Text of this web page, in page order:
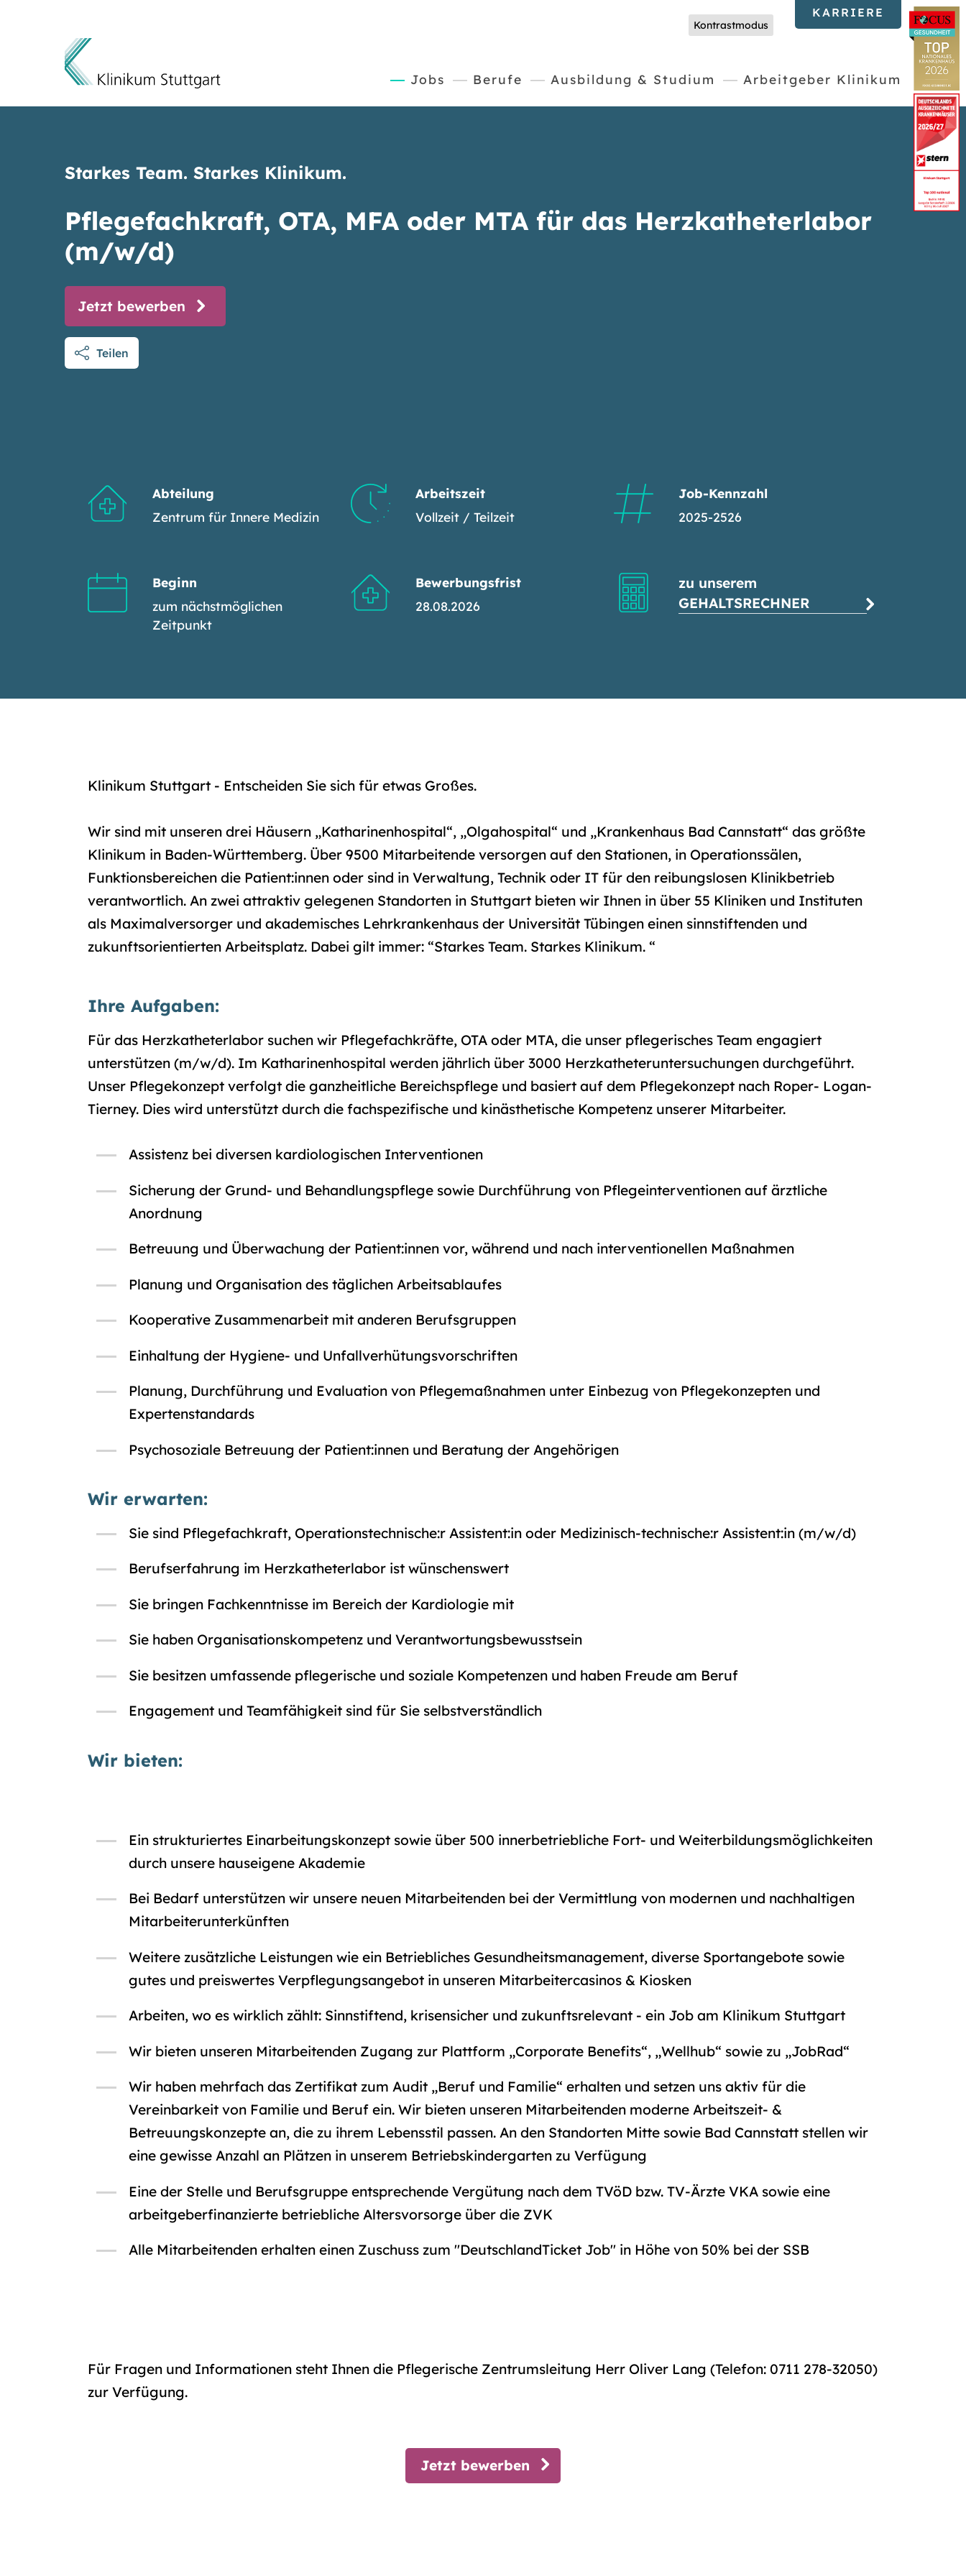
Kontrastmodus
KARRIERE
Jobs
(current) Berufe Ausbildung & Studium Arbeitgeber Klinikum
Starkes Team. Starkes Klinikum.
Pflegefachkraft, OTA, MFA oder MTA für das Herzkatheterlabor
(m/w/d)
Jetzt bewerben
Teilen
Abteilung
Zentrum für Innere Medizin
Arbeitszeit
Vollzeit / Teilzeit
Job-Kennzahl
2025-2526
Beginn
zum nächstmöglichen
Zeitpunkt
Bewerbungsfrist
28.08.2026
zu unserem
GEHALTSRECHNER
Klinikum Stuttgart - Entscheiden Sie sich für etwas Großes.
Wir sind mit unseren drei Häusern „Katharinenhospital“, „Olgahospital“ und „Krankenhaus Bad Cannstatt“ das größte
Klinikum in Baden-Württemberg. Über 9500 Mitarbeitende versorgen auf den Stationen, in Operationssälen,
Funktionsbereichen die Patient:innen oder sind in Verwaltung, Technik oder IT für den reibungslosen Klinikbetrieb
verantwortlich. An zwei attraktiv gelegenen Standorten in Stuttgart bieten wir Ihnen in über 55 Kliniken und Instituten
als Maximalversorger und akademisches Lehrkrankenhaus der Universität Tübingen einen sinnstiftenden und
zukunftsorientierten Arbeitsplatz. Dabei gilt immer: “Starkes Team. Starkes Klinikum. “
Ihre Aufgaben:
Für das Herzkatheterlabor suchen wir Pflegefachkräfte, OTA oder MTA, die unser pflegerisches Team engagiert
unterstützen (m/w/d). Im Katharinenhospital werden jährlich über 3000 Herzkatheteruntersuchungen durchgeführt.
Unser Pflegekonzept verfolgt die ganzheitliche Bereichspflege und basiert auf dem Pflegekonzept nach Roper- Logan-
Tierney. Dies wird unterstützt durch die fachspezifische und kinästhetische Kompetenz unserer Mitarbeiter.
Assistenz bei diversen kardiologischen Interventionen
Sicherung der Grund- und Behandlungspflege sowie Durchführung von Pflegeinterventionen auf ärztliche
Anordnung
Betreuung und Überwachung der Patient:innen vor, während und nach interventionellen Maßnahmen
Planung und Organisation des täglichen Arbeitsablaufes
Kooperative Zusammenarbeit mit anderen Berufsgruppen
Einhaltung der Hygiene- und Unfallverhütungsvorschriften
Planung, Durchführung und Evaluation von Pflegemaßnahmen unter Einbezug von Pflegekonzepten und
Expertenstandards
Psychosoziale Betreuung der Patient:innen und Beratung der Angehörigen
Wir erwarten:
Sie sind Pflegefachkraft, Operationstechnische:r Assistent:in oder Medizinisch-technische:r Assistent:in (m/w/d)
Berufserfahrung im Herzkatheterlabor ist wünschenswert
Sie bringen Fachkenntnisse im Bereich der Kardiologie mit
Sie haben Organisationskompetenz und Verantwortungsbewusstsein
Sie besitzen umfassende pflegerische und soziale Kompetenzen und haben Freude am Beruf
Engagement und Teamfähigkeit sind für Sie selbstverständlich
Wir bieten:
Ein strukturiertes Einarbeitungskonzept sowie über 500 innerbetriebliche Fort- und Weiterbildungsmöglichkeiten
durch unsere hauseigene Akademie
Bei Bedarf unterstützen wir unsere neuen Mitarbeitenden bei der Vermittlung von modernen und nachhaltigen
Mitarbeiterunterkünften
Weitere zusätzliche Leistungen wie ein Betriebliches Gesundheitsmanagement, diverse Sportangebote sowie
gutes und preiswertes Verpflegungsangebot in unseren Mitarbeitercasinos & Kiosken
Arbeiten, wo es wirklich zählt: Sinnstiftend, krisensicher und zukunftsrelevant - ein Job am Klinikum Stuttgart
Wir bieten unseren Mitarbeitenden Zugang zur Plattform „Corporate Benefits“, „Wellhub“ sowie zu „JobRad“
Wir haben mehrfach das Zertifikat zum Audit „Beruf und Familie“ erhalten und setzen uns aktiv für die
Vereinbarkeit von Familie und Beruf ein. Wir bieten unseren Mitarbeitenden moderne Arbeitszeit- &
Betreuungskonzepte an, die zu ihrem Lebensstil passen. An den Standorten Mitte sowie Bad Cannstatt stellen wir
eine gewisse Anzahl an Plätzen in unserem Betriebskindergarten zu Verfügung
Eine der Stelle und Berufsgruppe entsprechende Vergütung nach dem TVöD bzw. TV-Ärzte VKA sowie eine
arbeitgeberfinanzierte betriebliche Altersvorsorge über die ZVK
Alle Mitarbeitenden erhalten einen Zuschuss zum "DeutschlandTicket Job" in Höhe von 50% bei der SSB
Für Fragen und Informationen steht Ihnen die Pflegerische Zentrumsleitung Herr Oliver Lang (Telefon: 0711 278-32050)
zur Verfügung.
Jetzt bewerben